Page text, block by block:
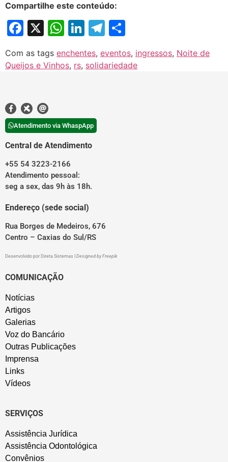
Compartilhe este conteúdo:
Facebook
X WhatsApp
LinkedIn
Telegram
Com as tags enchentes, eventos, ingressos, Noite de
Queijos e Vinhos, rs, solidariedade
Atendimento via WhaspApp
Central de Atendimento
+55 54 3223-2166
Atendimento pessoal:
seg a sex, das 9h às 18h.
Endereço (sede social)
Rua Borges de Medeiros, 676
Centro – Caxias do Sul/RS
Desenvolvido por Direta Sistemas Designed by Freepik
COMUNICAÇÃO
Notícias
Artigos
Galerias
Voz do Bancário
Outras Publicações
Imprensa
Links
Vídeos
SERVIÇOS
Assistência Jurídica
Assistência Odontológica
Convênios